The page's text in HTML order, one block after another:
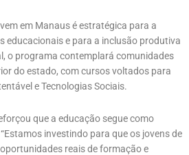
em Manaus é estratégica para a
educacionais e para a inclusão produtiva
o programa contemplará comunidades
do estado, com cursos voltados para
e Tecnologias Sociais.
que a educação segue como
investindo para que os jovens de
reais de formação e